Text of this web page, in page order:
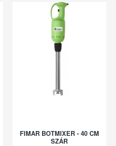
FIMAR BOTMIXER - 40 CM
SZÁR